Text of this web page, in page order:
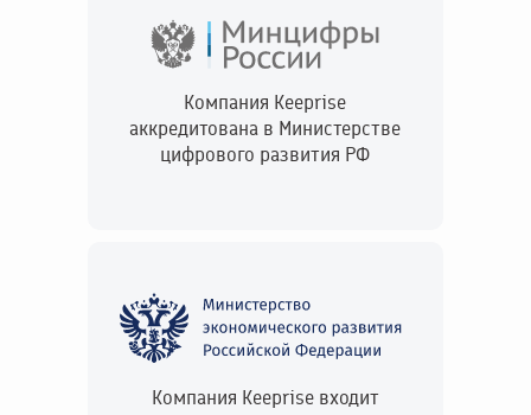
Компания Keeprise
аккредитована в Министерстве
цифрового развития РФ
Компания Keeprise входит